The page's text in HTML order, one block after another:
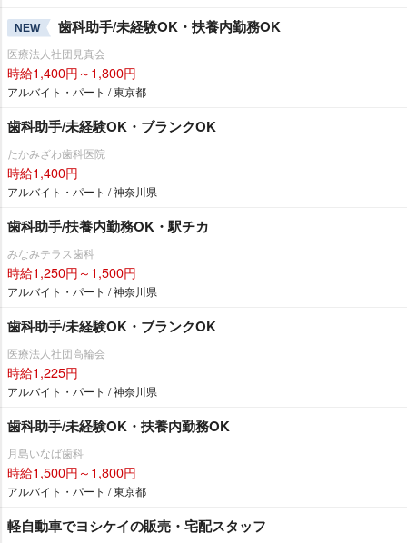
NEW 歯科助手/未経験OK・扶養内勤務OK
医療法人社団見真会
時給1,400円～1,800円
アルバイト・パート / 東京都
歯科助手/未経験OK・ブランクOK
たかみざわ歯科医院
時給1,400円
アルバイト・パート / 神奈川県
歯科助手/扶養内勤務OK・駅チカ
みなみテラス歯科
時給1,250円～1,500円
アルバイト・パート / 神奈川県
歯科助手/未経験OK・ブランクOK
医療法人社団高輪会
時給1,225円
アルバイト・パート / 神奈川県
歯科助手/未経験OK・扶養内勤務OK
月島いなば歯科
時給1,500円～1,800円
アルバイト・パート / 東京都
軽自動車でヨシケイの販売・宅配スタッフ